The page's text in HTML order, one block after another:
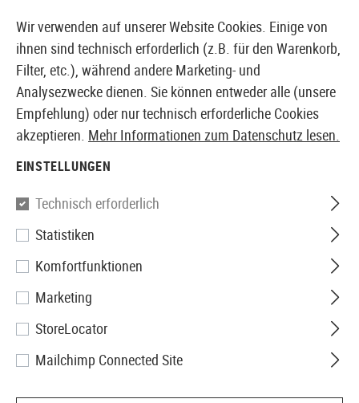
EUROPÄISCHER AIRSOFT SHOP & GROßHÄNDLER
Umarex
Paper Targets 17x17cm
1000pcs
Wir verwenden auf unserer Website Cookies. Einige von
ihnen sind technisch erforderlich (z.B. für den Warenkorb,
Filter, etc.), während andere Marketing- und
Analysezwecke dienen. Sie können entweder alle (unsere
Empfehlung) oder nur technisch erforderliche Cookies
akzeptieren. Mehr Informationen zum Datenschutz lesen.
EINSTELLUNGEN
Technisch erforderlich
Statistiken
Komfortfunktionen
Marketing
StoreLocator
Mailchimp Connected Site